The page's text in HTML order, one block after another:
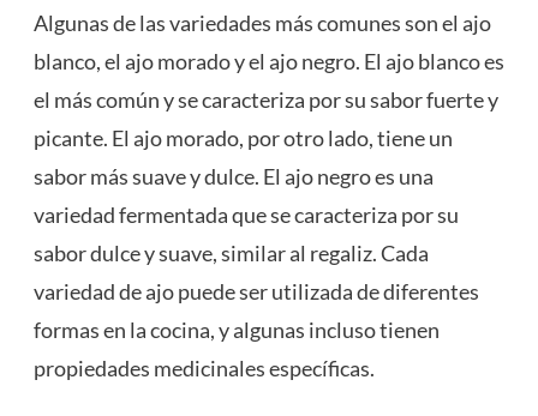
Algunas de las variedades más comunes son el ajo
blanco, el ajo morado y el ajo negro. El ajo blanco es
el más común y se caracteriza por su sabor fuerte y
picante. El ajo morado, por otro lado, tiene un
sabor más suave y dulce. El ajo negro es una
variedad fermentada que se caracteriza por su
sabor dulce y suave, similar al regaliz. Cada
variedad de ajo puede ser utilizada de diferentes
formas en la cocina, y algunas incluso tienen
propiedades medicinales específicas.